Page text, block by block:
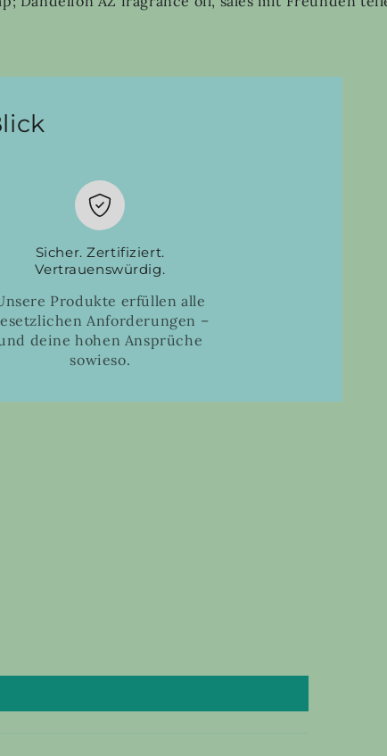
Sicher. Zertifiziert.
Vertrauenswürdig.
Produkte erfüllen alle
Anforderungen –
deine hohen Ansprüche
sowieso.